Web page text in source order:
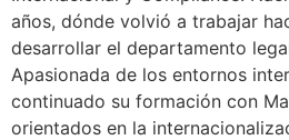
años, dónde volvió a trabajar
desarrollar el departamento
Apasionada de los entornos
continuado su formación con
orientados en la